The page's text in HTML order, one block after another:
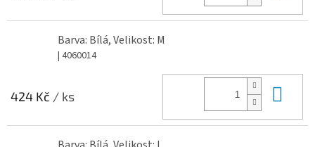
Barva: Bílá, Velikost: M
| 4060014
424 Kč / ks